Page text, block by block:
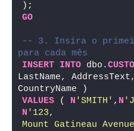
);
GO
-- 3. Insira o
para cada mês
INSERT INTO dbo.
LastName,
CountryName )
VALUES ( N 'SMITH' , N
N '123,
Mount Gatineau